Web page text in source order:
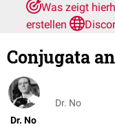
Was zeigt
erstellen
Conjugata
Dr. No
Dr. No